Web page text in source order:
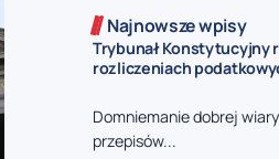
Najnowsze wpisy
Trybunał Konstytucyjny
rozliczeniach
Domniemanie dobrej
przepisów...